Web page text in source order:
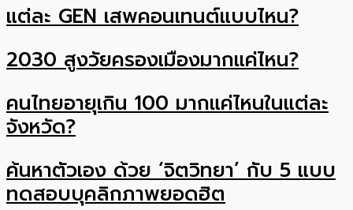
แต่ละ GEN เสพคอนเทนต์แบบไหน?
2030 สูงวัยครองเมืองมากแค่ไหน?
คนไทยอายุเกิน 100 มากแค่ไหนในแต่ละ
จังหวัด?
ค้นหาตัวเอง ด้วย ‘จิตวิทยา’ กับ 5 แบบ
ทดสอบบุคลิกภาพยอดฮิต